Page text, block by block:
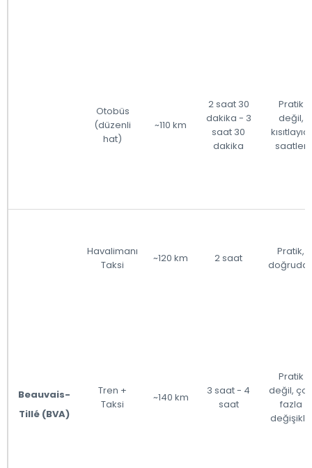
Otobüs
(düzenli
hat)
~110 km
2 saat 30
dakika - 3
saat 30
dakika
Pratik
değil,
kısıtlayıcı
saatler
Beauvais-
Tillé (BVA)
Havalimanı
Taksi
~120 km 2 saat
Pratik,
Tren +
Taksi
~140 km
3 saat - 4
saat
Pratik
değil, çok
fazla
değişiklik